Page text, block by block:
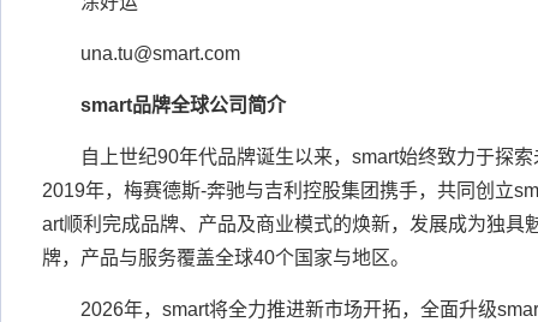
una.tu@smart.com
smart品牌全球公司简介
自上世纪90年代品牌诞生以来，smart始终致力于探
2019年，梅赛德斯-奔驰与吉利控股集团携手，共同创立
art顺利完成品牌、产品及商业模式的焕新，发展成为独具
牌，产品与服务覆盖全球40个国家与地区。
2026年，smart将全力推进新市场开拓，全面升级